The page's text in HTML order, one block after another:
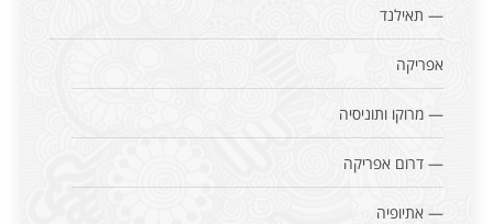
— תאילנד
אפריקה
— מרוקו ותוניסיה
— דרום אפריקה
— אתיופיה